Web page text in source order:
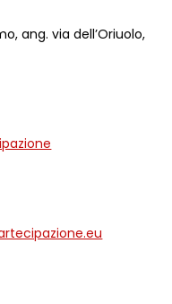
ang. via dell’Oriuolo,